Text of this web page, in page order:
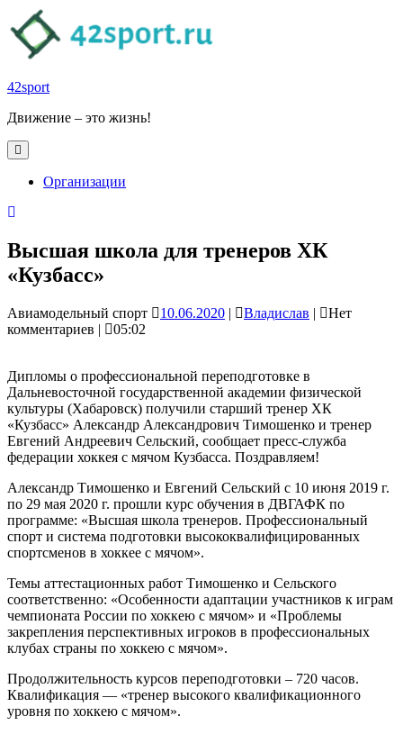
Skip
to
content
42sport
Движение – это жизнь!
Button
Организации
Высшая школа для тренеров ХК
«Кузбасс»
Авиамодельный спорт 10.06.202010.06.2020
| Владислав Владислав
|
Нет
комментариев | 05:02
Дипломы о профессиональной переподготовке в
Дальневосточной государственной академии физической
культуры (Хабаровск) получили старший тренер ХК
«Кузбасс» Александр Александрович Тимошенко и тренер
Евгений Андреевич Сельский, сообщает пресс-служба
федерации хоккея с мячом Кузбасса. Поздравляем!
Александр Тимошенко и Евгений Сельский с 10 июня 2019 г.
по 29 мая 2020 г. прошли курс обучения в ДВГАФК по
программе: «Высшая школа тренеров. Профессиональный
спорт и система подготовки высококвалифицированных
спортсменов в хоккее с мячом».
Темы аттестационных работ Тимошенко и Сельского
соответственно: «Особенности адаптации участников к играм
чемпионата России по хоккею с мячом» и «Проблемы
закрепления перспективных игроков в профессиональных
клубах страны по хоккею с мячом».
Продолжительность курсов переподготовки – 720 часов.
Квалификация — «тренер высокого квалификационного
уровня по хоккею с мячом».